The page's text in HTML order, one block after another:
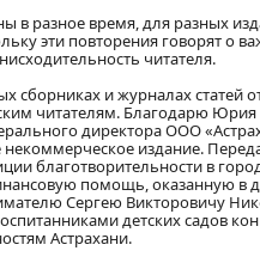
в разное время, для разных
эти повторения говорят о
читателя.
сборниках и журналах
читателям. Благодарю
директора ООО
некоммерческое издание.
благотворительности в
помощь, оказанную в
Сергею Викторовичу
детских садов
Астрахани.